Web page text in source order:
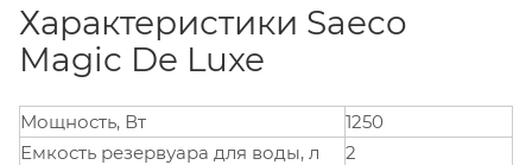
Характеристики Saeco
Magic De Luxe
Мощность, Вт
1250
Емкость резервуара для воды, л
2